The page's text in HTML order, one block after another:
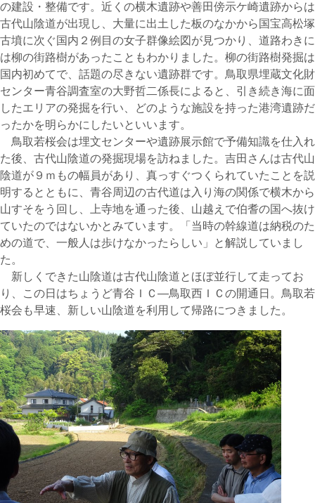
の建設・整備です。近くの横木遺跡や善田傍示ケ崎遺跡からは
古代山陰道が出現し、大量に出土した板のなかから国宝高松塚
古墳に次ぐ国内２例目の女子群像絵図が見つかり、道路わきに
は柳の街路樹があったこともわかりました。柳の街路樹発掘は
国内初めてで、話題の尽きない遺跡群です。鳥取県埋蔵文化財
センター青谷調査室の大野哲二係長によると、引き続き海に面
したエリアの発掘を行い、どのような施設を持った港湾遺跡だ
ったかを明らかにしたいといいます。
鳥取若桜会は埋文センターや遺跡展示館で予備知識を仕入れ
た後、古代山陰道の発掘現場を訪ねました。吉田さんは古代山
陰道が９ｍもの幅員があり、真っすぐつくられていたことを説
明するとともに、青谷周辺の古代道は入り海の関係で横木から
山すそをう回し、上寺地を通った後、山越えで伯耆の国へ抜け
ていたのではないかとみています。「当時の幹線道は納税のた
めの道で、一般人は歩けなかったらしい」と解説していまし
た。
新しくできた山陰道は古代山陰道とほぼ並行して走ってお
り、この日はちょうど青谷ＩＣ―鳥取西ＩＣの開通日。鳥取若
桜会も早速、新しい山陰道を利用して帰路につきました。